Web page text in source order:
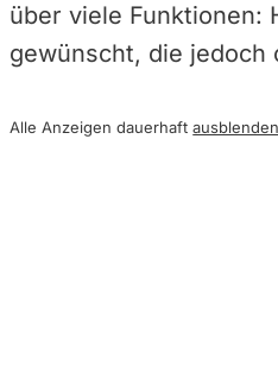
über viele Funktionen:
gewünscht, die jedoch
Alle Anzeigen dauerhaftausblenden